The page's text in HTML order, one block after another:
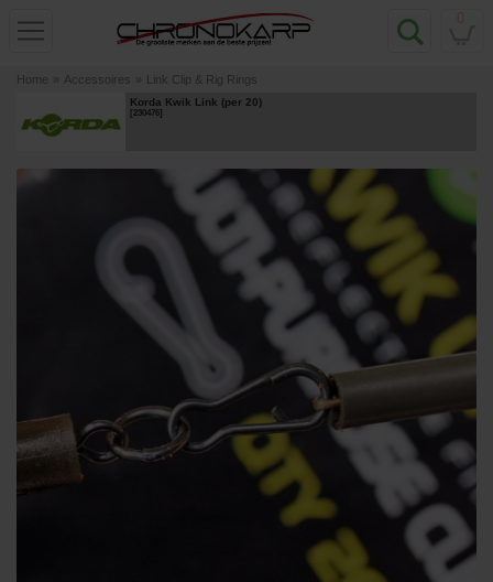
Home » Accessoires » Link Clip & Rig Rings
Korda Kwik Link (per 20)
[230476]